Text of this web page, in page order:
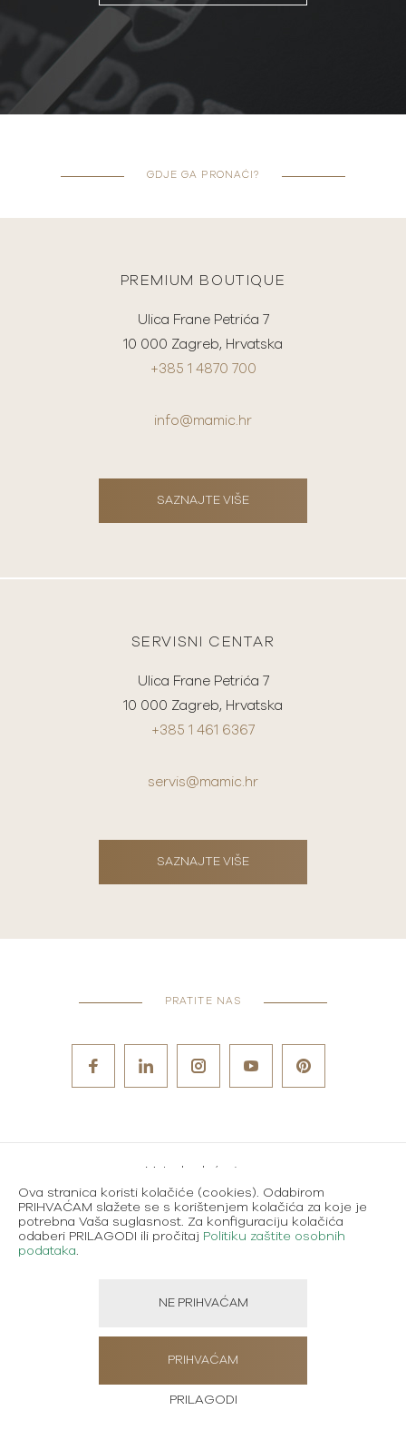
GDJE GA PRONAĆI?
PREMIUM BOUTIQUE
Ulica Frane Petrića 7
10 000 Zagreb, Hrvatska
+385 1 4870 700
info@mamic.hr
SAZNAJTE VIŠE
SERVISNI CENTAR
Ulica Frane Petrića 7
10 000 Zagreb, Hrvatska
+385 1 461 6367
servis@mamic.hr
SAZNAJTE VIŠE
PRATITE NAS
Karijere
Uvjeti korištenja
Created using magic by
Ova stranica koristi kolačiće (cookies). Odabirom
PRIHVAĆAM slažete se s korištenjem kolačića za koje je
potrebna Vaša suglasnost. Za konfiguraciju kolačića
odaberi PRILAGODI ili pročitaj Politiku zaštite osobnih
podataka.
PRILAGODI
NE PRIHVAĆAM
PRIHVAĆAM